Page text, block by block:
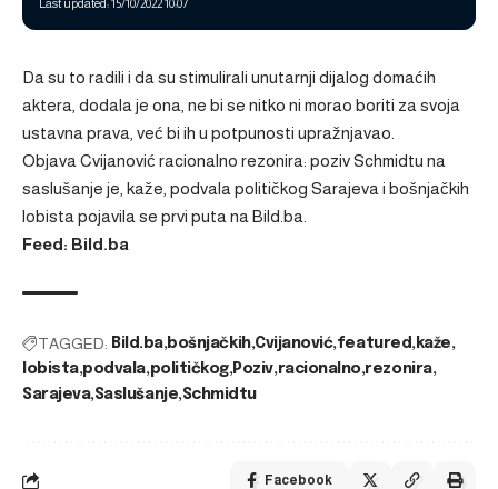
Last updated: 15/10/2022 10:07
Da su to radili i da su stimulirali unutarnji dijalog domaćih
aktera, dodala je ona, ne bi se nitko ni morao boriti za svoja
ustavna prava, već bi ih u potpunosti upražnjavao.
Objava Cvijanović racionalno rezonira: poziv Schmidtu na
saslušanje je, kaže, podvala političkog Sarajeva i bošnjačkih
lobista pojavila se prvi puta na Bild.ba
Feed: Bild.ba
TAGGED: Bild.ba bošnjačkih Cvijanović featured kaže
lobista podvala političkog Poziv racionalno rezonira
Sarajeva Saslušanje Schmidtu
Facebook